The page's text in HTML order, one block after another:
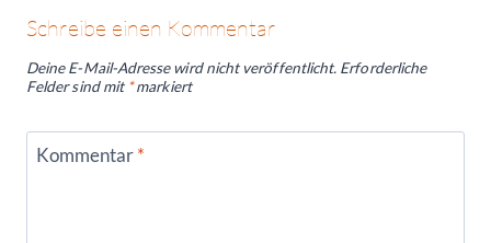
Schreibe einen Kommentar
Deine E-Mail-Adresse wird nicht veröffentlicht. Erforderliche
Felder sind mit*markiert
Kommentar*